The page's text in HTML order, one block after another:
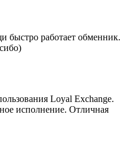
быстро работает обменник.
Loyal Exchange.
исполнение. Отличная